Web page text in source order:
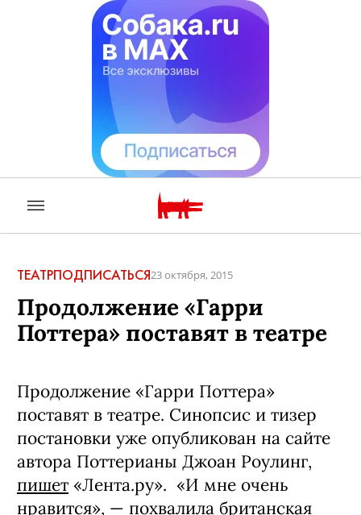
ТЕАТРПОДПИСАТЬСЯ23 октября, 2015
Продолжение «Гарри
Поттера» поставят в театре
Продолжение «Гарри Поттера»
поставят в театре. Синопсис и тизер
постановки уже опубликован на сайте
автора Поттерианы Джоан Роулинг,
пишет «Лента.ру». «И мне очень
нравится», — похвалила британская